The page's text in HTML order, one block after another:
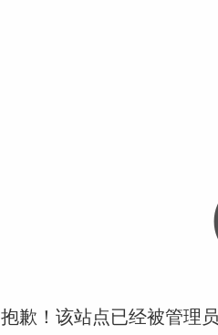
抱歉！该站点已经被管理